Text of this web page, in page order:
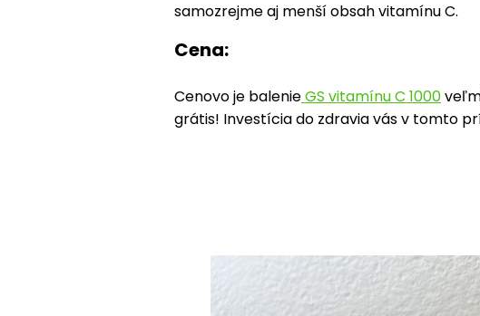
samozrejme aj menší obsah vitamínu C.
Cena:
Cenovo je balenieGS vitamínu C 1000
grátis! Investícia do zdravia vás v tomto